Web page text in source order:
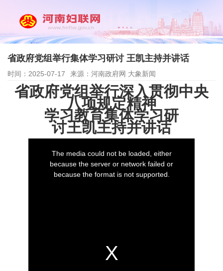
省政府党组举行集体学习研讨 王凯主持并讲话
时间：2025-07-17 来源：河南政府网 大象新闻
省政府党组举行深入贯彻中央
八项规定精神
学习教育集体学习研
讨王凯主持并讲话